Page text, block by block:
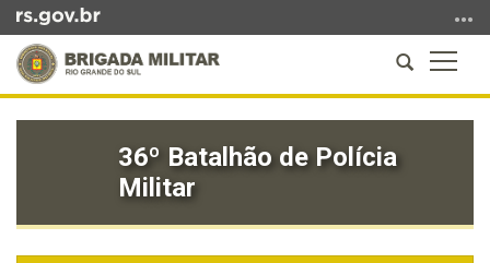
para
conteúdo
a
Abrir
a
busca
36º Batalhão de Polícia
Militar